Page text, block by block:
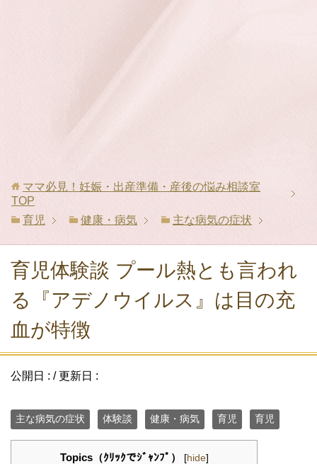
ママ必見！妊娠・出産準備・産後の悩み相談室
TOP
育児
健康・病気 主な病気の症状
育児体験談 プール熱とも言われ
る『アデノウイルス』は目の充
血が特徴
公開日 : / 更新日 :
主な病気の症状 体験談 健康・病気 育児 育児
Topics（ｸﾘｯｸでｼﾞｬﾝﾌﾟ） [hide]